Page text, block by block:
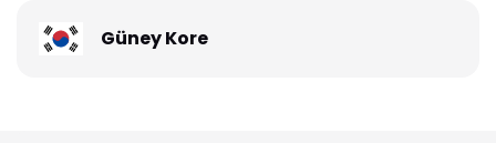
Güney Kore